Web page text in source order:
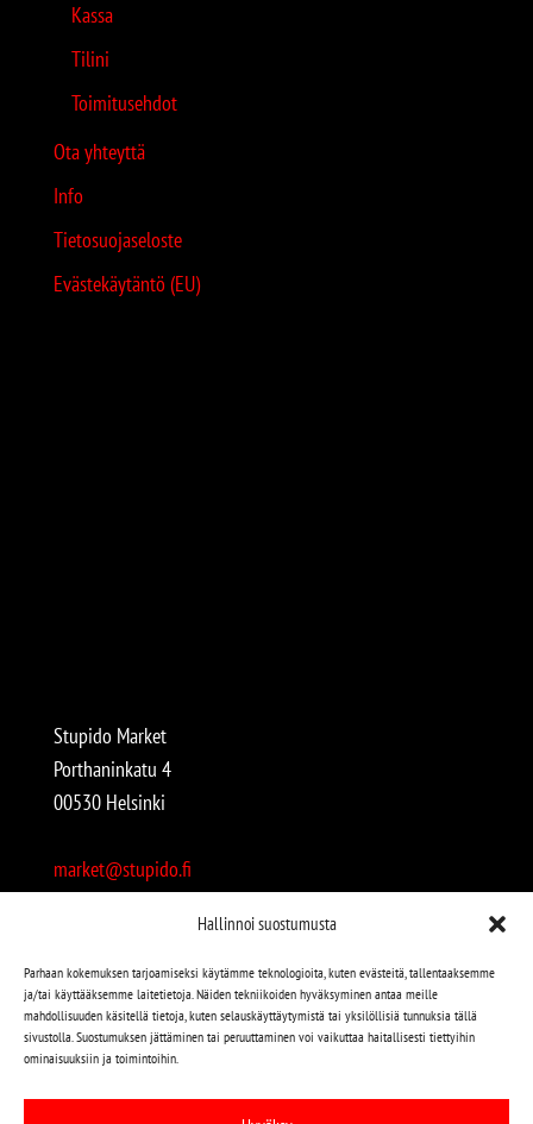
Hallinnoi suostumusta
Parhaan kokemuksen tarjoamiseksi käytämme teknologioita, kuten evästeitä, tallentaaksemme
ja/tai käyttääksemme laitetietoja. Näiden tekniikoiden hyväksyminen antaa meille
mahdollisuuden käsitellä tietoja, kuten selauskäyttäytymistä tai yksilöllisiä tunnuksia tällä
sivustolla. Suostumuksen jättäminen tai peruuttaminen voi vaikuttaa haitallisesti tiettyihin
ominaisuuksiin ja toimintoihin.
Kassa
Tilini
Toimitusehdot
Ota yhteyttä
Info
Tietosuojaseloste
Evästekäytäntö (EU)
Stupido Market
Porthaninkatu 4
00530 Helsinki
market@stupido.fi
Avoinna:
arkisin 12-18
lauantaisin 12-17
Stupido löytyy myös kivijalasta!